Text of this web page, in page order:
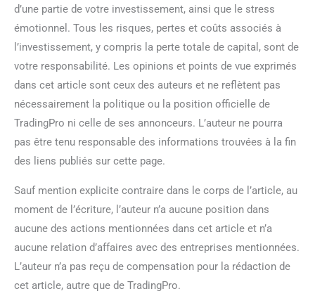
d’une partie de votre investissement, ainsi que le stress
émotionnel. Tous les risques, pertes et coûts associés à
l’investissement, y compris la perte totale de capital, sont de
votre responsabilité. Les opinions et points de vue exprimés
dans cet article sont ceux des auteurs et ne reflètent pas
nécessairement la politique ou la position officielle de
TradingPro ni celle de ses annonceurs. L’auteur ne pourra
pas être tenu responsable des informations trouvées à la fin
des liens publiés sur cette page.
Sauf mention explicite contraire dans le corps de l’article, au
moment de l’écriture, l’auteur n’a aucune position dans
aucune des actions mentionnées dans cet article et n’a
aucune relation d’affaires avec des entreprises mentionnées.
L’auteur n’a pas reçu de compensation pour la rédaction de
cet article, autre que de TradingPro.